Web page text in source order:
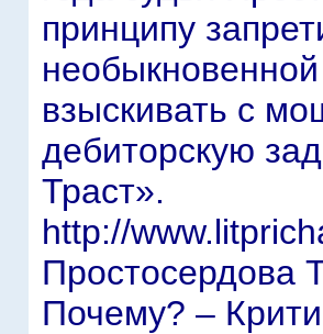
принципу
взыскивать с
дебиторскую
Траст».
http://
Простосердова
Почему? –